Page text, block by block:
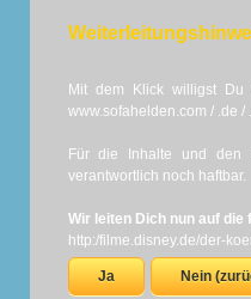
Mit dem Klick willigst Du
www.sofahelden.com / .de /
Für die Inhalte und den
verantwortlich noch haftbar.
Wir leiten Dich nun auf die
http:/filme.disney.de/der-
Ja Nein